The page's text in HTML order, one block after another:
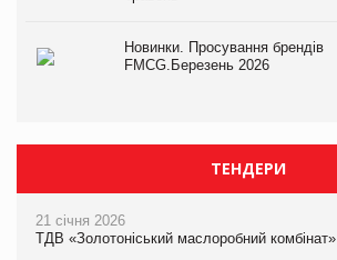
Новинки. Просування брендів
FMCG.Березень 2026
ТЕНДЕРИ
21 січня 2026
ТДВ «Золотоніський маслоробний комбінат»